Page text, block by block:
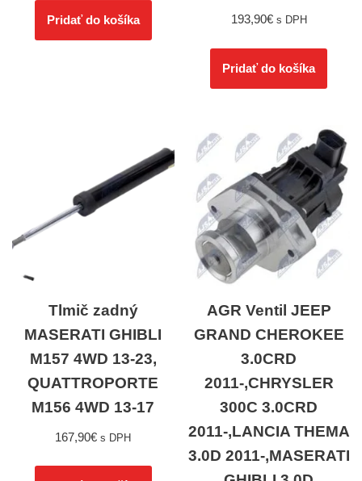
Pridať do košíka 193,90€ s DPH
Pridať do košíka
Tlmič zadný
MASERATI GHIBLI
M157 4WD 13-23,
QUATTROPORTE
M156 4WD 13-17
167,90€ s DPH
AGR Ventil JEEP
GRAND CHEROKEE
3.0CRD
2011-,CHRYSLER
300C 3.0CRD
2011-,LANCIA THEMA
3.0D 2011-,MASERATI